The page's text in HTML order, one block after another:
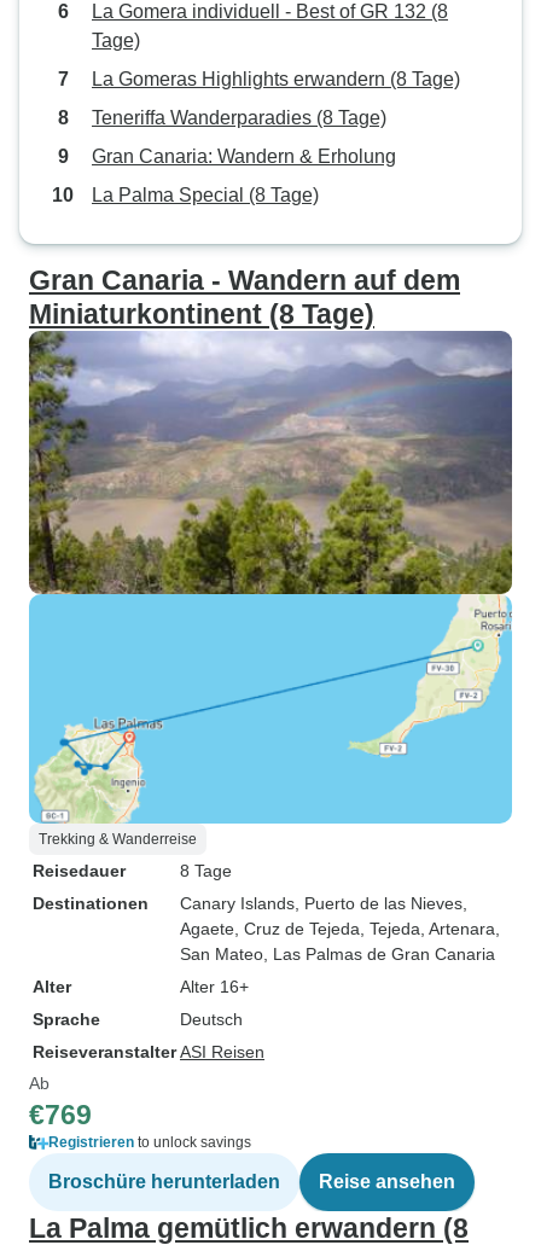
La Gomera individuell - Best of GR 132 (8
Tage)
La Gomeras Highlights erwandern (8 Tage)
Teneriffa Wanderparadies (8 Tage)
Gran Canaria: Wandern & Erholung
La Palma Special (8 Tage)
Gran Canaria - Wandern auf dem
Miniaturkontinent (8 Tage)
Trekking & Wanderreise
Reisedauer
8 Tage
Destinationen
Canary Islands , Puerto de las Nieves
Agaete , Cruz de Tejeda , Tejeda , Artenara
San Mateo , Las Palmas de Gran Canaria
Alter
Alter 16+
Sprache
Deutsch
ReiseveranstalterASI Reisen
Ab
€769
Registrieren to unlock savings
Broschüre herunterladen Reise ansehen
La Palma gemütlich erwandern (8